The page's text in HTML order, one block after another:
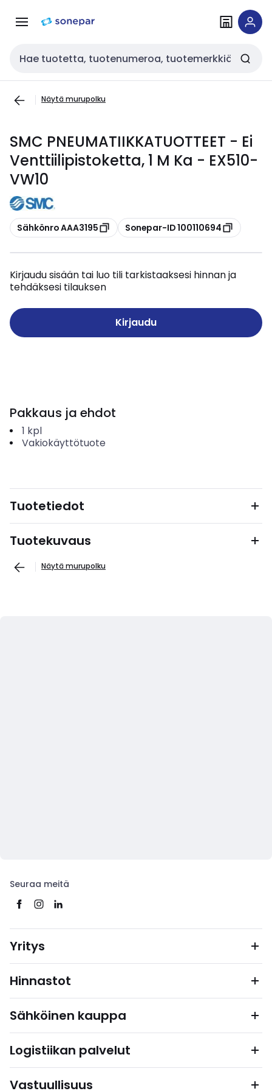
navigointiinsisältöön
Haku
Näytä murupolku
SMC PNEUMATIIKKATUOTTEET - Ei
Venttiilipistoketta, 1 M Ka - EX510-
VW10
Kopioi
Sähkönro AAA3195 Kopioi
Sonepar-ID 100110694
Kirjaudu sisään tai luo tili tarkistaaksesi hinnan ja
tehdäksesi tilauksen
Kirjaudu
Pakkaus ja ehdot
1 kpl
Vakiokäyttötuote
Tuotetiedot
Tuotekuvaus
Näytä murupolku
Seuraa meitä
Yritys
Hinnastot
Sähköinen kauppa
Logistiikan palvelut
Vastuullisuus